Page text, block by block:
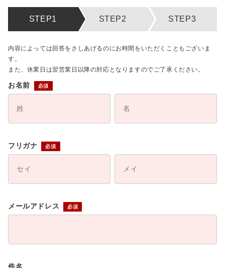
内容によっては回答をさしあげるのにお時間をいただくこともございま
す。
また、休業日は翌営業日以降の対応となりますのでご了承ください。
お名前
フリガナ
メールアドレス